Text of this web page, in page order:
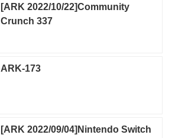
[ARK 2022/10/22]Community
Crunch 337
ARK-173
[ARK 2022/09/04]Nintendo Switch